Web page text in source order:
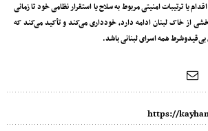
یا ترتیبات امنیتی مربوط به سلاح یا استقرار نظامی خود تا زمانی
از خاک لبنان ادامه دارد، خودداری می‌کند و تأکید می‌کند که
بی‌قیدوشرط همه اسرای لبنانی باشد.
https://